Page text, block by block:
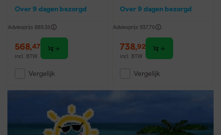
Mbox met AWS zender
Over 9 dagen bezorgd
Adviesprijs 889,35
568,47
incl. BTW
Vergelijk
165mm
Over 9 dagen bezorgd
Adviesprijs 937,75
738,92
incl. BTW
Vergelijk